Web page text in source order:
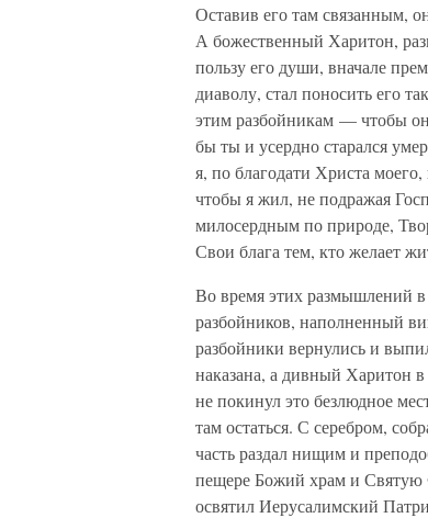
Оставив его там связанным,
А божественный Харитон,
пользу его души, вначале
диаволу, стал поносить его
этим разбойникам — чтобы
бы ты и усердно старался
я, по благодати Христа
чтобы я жил, не подражая
милосердным по природе,
Свои блага тем, кто желает
Во время этих размышлений в
разбойников, наполненный
разбойники вернулись и
наказана, а дивный Харитон
не покинул это безлюдное
там остаться. С серебром,
часть раздал нищим и
пещере Божий храм и Святую
освятил Иерусалимский